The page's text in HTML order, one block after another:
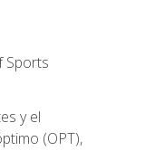
Sports
y el
(OPT),